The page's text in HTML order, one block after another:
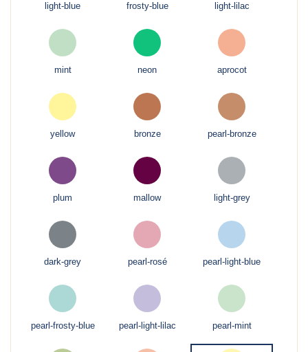
light-blue frosty-blue light-lilac
mint neon aprocot
yellow bronze pearl-bronze
plum mallow light-grey
dark-grey pearl-rosé pearl-light-blue
pearl-frosty-blue pearl-light-lilac pearl-mint